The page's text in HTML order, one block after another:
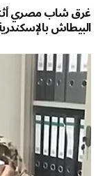
غرق شاب مصري
البيطاش